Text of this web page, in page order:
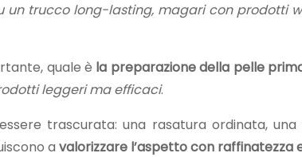
un trucco long-lasting, magari con prodotti
quale è la preparazione della pelle
leggeri ma efficaci.
trascurata: una rasatura ordinata,
a valorizzare l’aspetto con raffinatezza